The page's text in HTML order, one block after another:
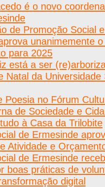
é o novo
de Promoção Social
unanimemente
para 2025
está a ser
Natal da Universidade
Poesia no Fórum
de Sociedade e
à Casa da Trilobite
de Ermesinde
Atividade e
de Ermesinde
boas práticas de
digital